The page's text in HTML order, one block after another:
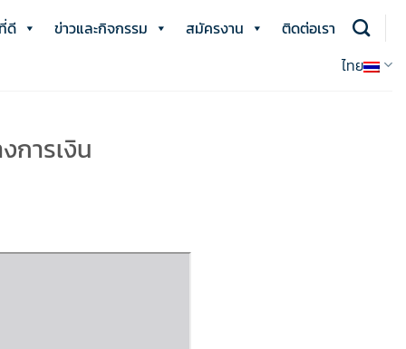
ดี ข่าวและกิจกรรม สมัครงาน
ติดต่อเรา
ไทย
การเงิน